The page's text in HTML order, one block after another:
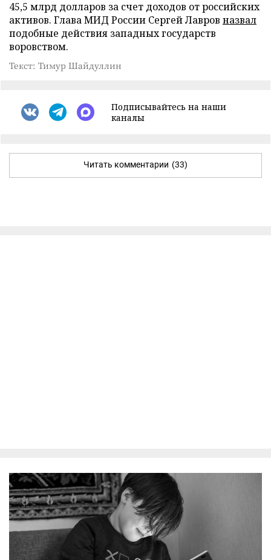
45,5 млрд долларов за счет доходов от российских
активов. Глава МИД России Сергей Лавров назвал
подобные действия западных государств
воровством.
Текст: Тимур Шайдуллин
Подписывайтесь на наши
каналы
Читать комментарии (33)